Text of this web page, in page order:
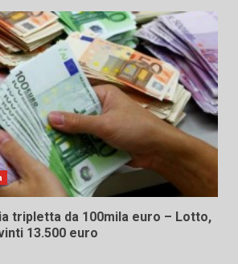
tripletta da 100mila euro – Lotto,
13.500 euro